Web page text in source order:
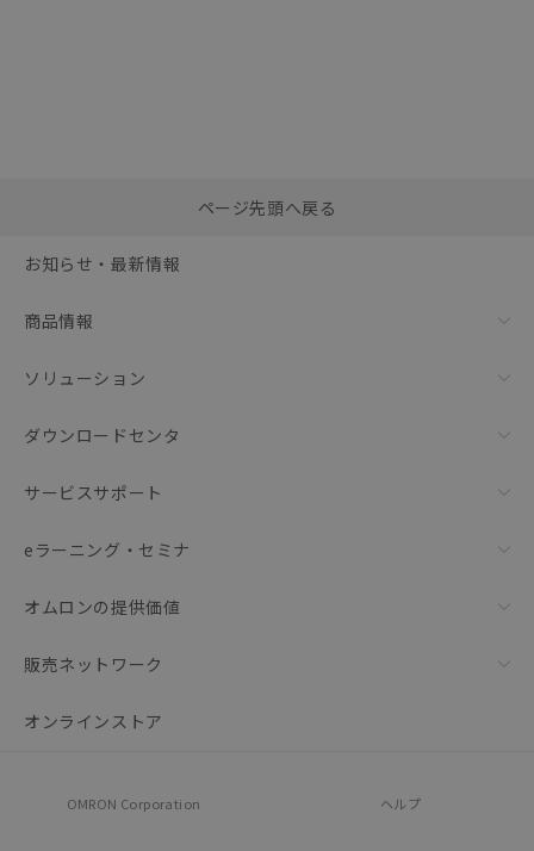
括ダウンロード
ページ先頭へ戻る
お知らせ・最新情報
商品情報
ソリューション
ダウンロードセンタ
サービスサポート
eラーニング・セミナ
オムロンの提供価値
販売ネットワーク
オンラインストア
OMRON Corporation ヘルプ